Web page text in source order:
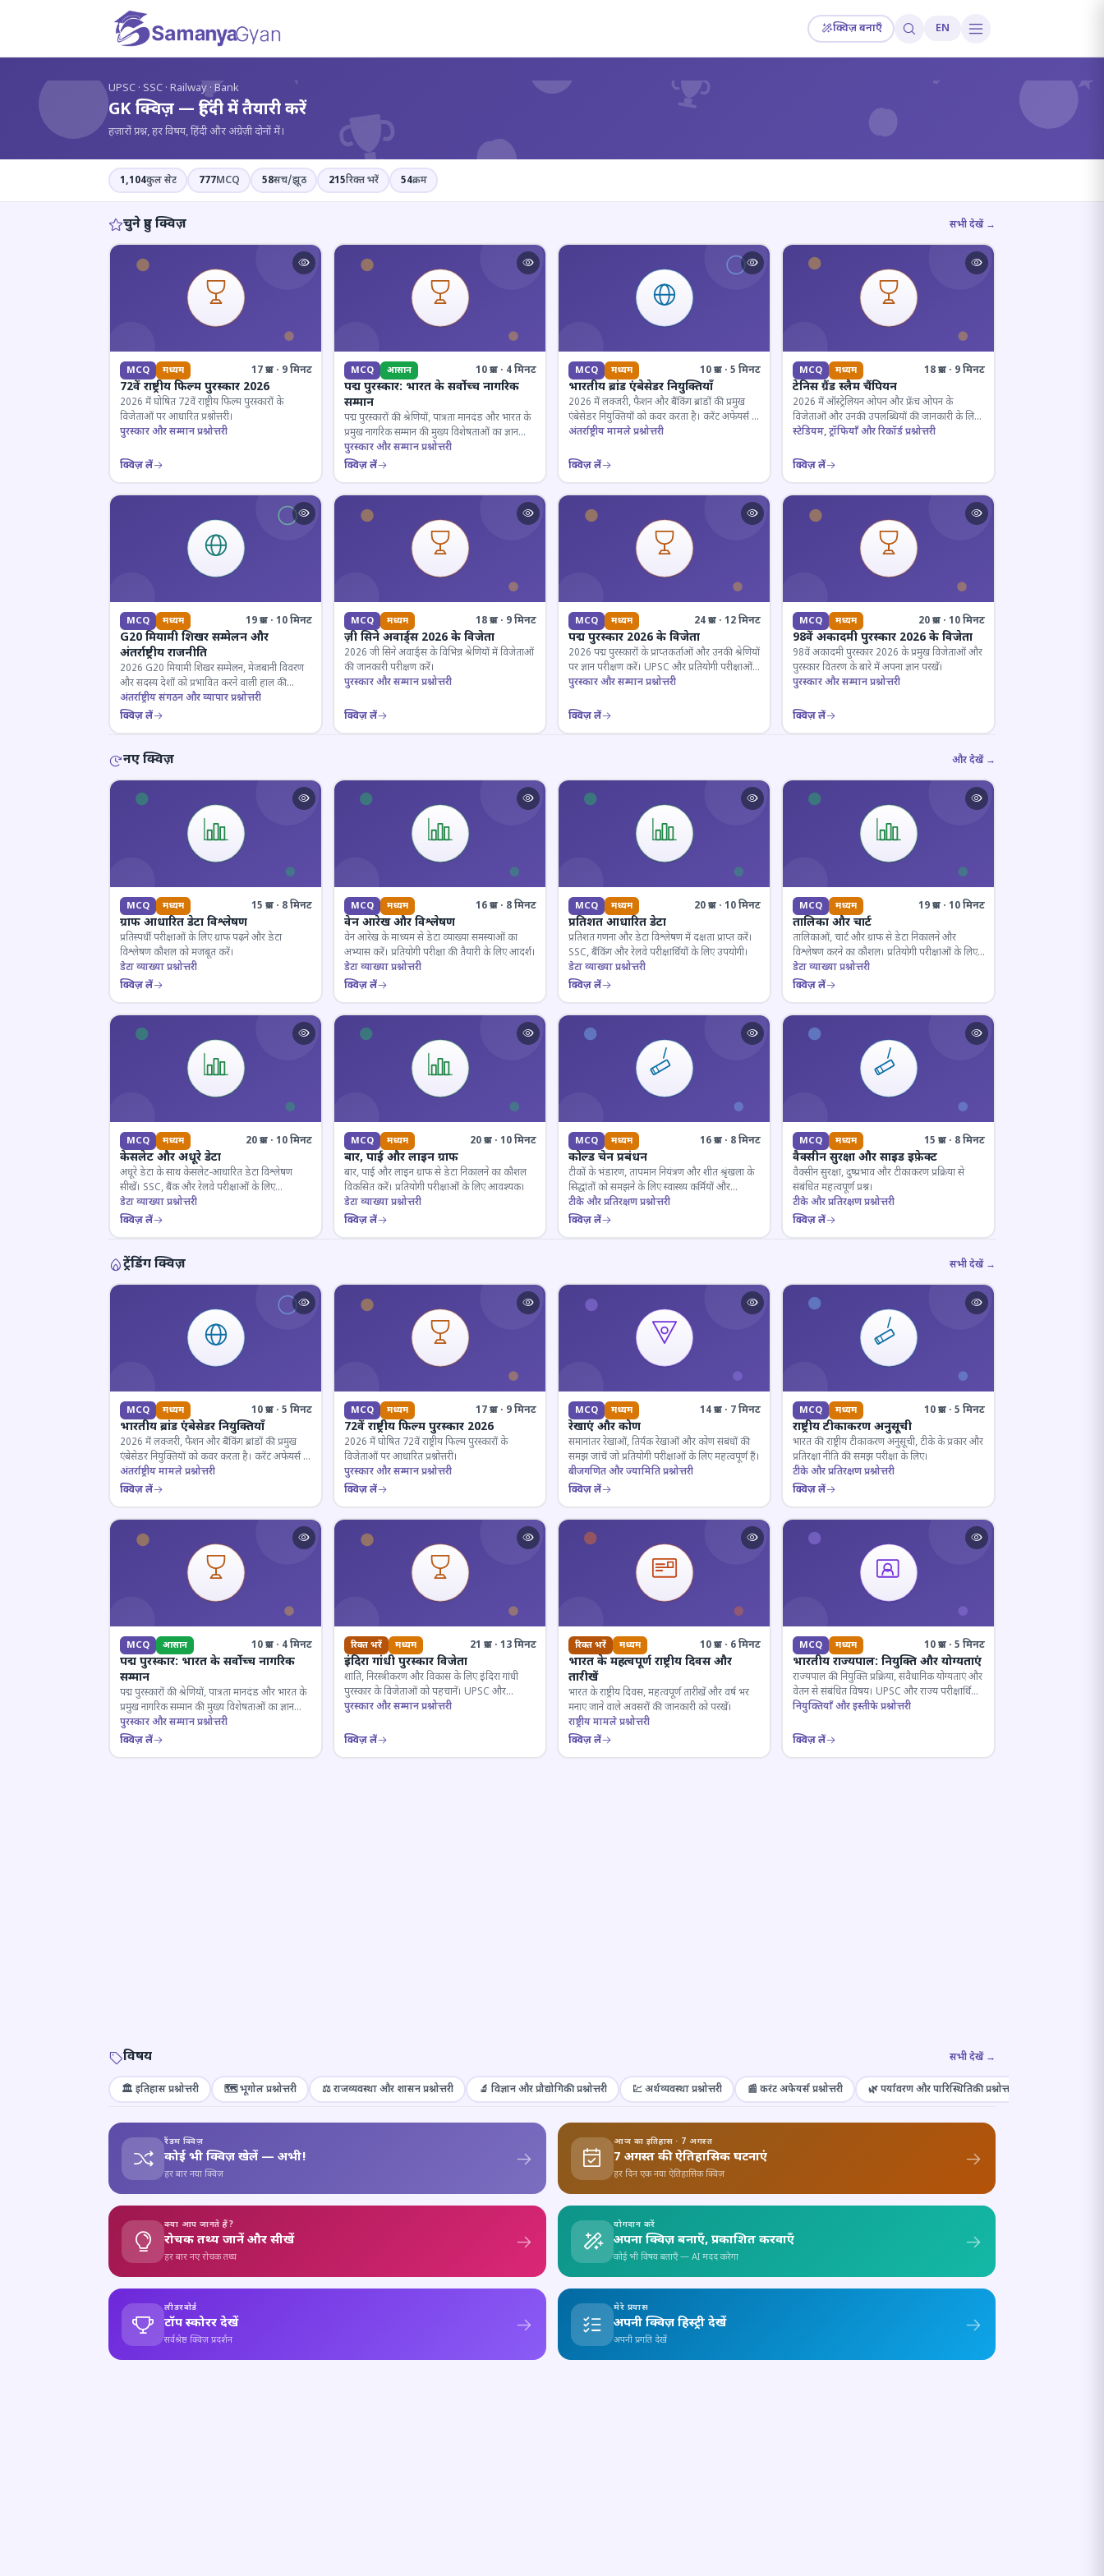
क्विज़ बनाएँ EN
? ? ?
UPSC · SSC · Railway · Bank
GK क्विज़ — हिंदी में तैयारी करें
हज़ारों प्रश्न, हर विषय, हिंदी और अंग्रेज़ी दोनों में।
1,104कुल सेट 777MCQ 58सच/झूठ 215रिक्त भरें 54क्रम
चुने हुए क्विज़ सभी देखें →
MCQ मध्यम 17 प्रश्न · 9 मिनट
72वें राष्ट्रीय फिल्म पुरस्कार 2026
2026 में घोषित 72वें राष्ट्रीय फिल्म पुरस्कारों के
विजेताओं पर आधारित प्रश्नोत्तरी।
पुरस्कार और सम्मान प्रश्नोत्तरी
क्विज़ लें
MCQ आसान 10 प्रश्न · 4 मिनट
पद्म पुरस्कार: भारत के सर्वोच्च नागरिक
सम्मान
पद्म पुरस्कारों की श्रेणियों, पात्रता मानदंड और भारत के
प्रमुख नागरिक सम्मान की मुख्य विशेषताओं का ज्ञान
परखें।
पुरस्कार और सम्मान प्रश्नोत्तरी
क्विज़ लें
MCQ मध्यम 10 प्रश्न · 5 मिनट
भारतीय ब्रांड एंबेसेडर नियुक्तियाँ
2026 में लक्जरी, फैशन और बैंकिंग ब्रांडों की प्रमुख
एंबेसेडर नियुक्तियों को कवर करता है। करेंट अफेयर्स के
लिए जरूरी।
अंतर्राष्ट्रीय मामले प्रश्नोत्तरी
क्विज़ लें
MCQ मध्यम 18 प्रश्न · 9 मिनट
टेनिस ग्रैंड स्लैम चैंपियन
2026 में ऑस्ट्रेलियन ओपन और फ्रेंच ओपन के
विजेताओं और उनकी उपलब्धियों की जानकारी के लिए
क्विज़।
स्टेडियम, ट्रॉफियाँ और रिकॉर्ड प्रश्नोत्तरी
क्विज़ लें
MCQ मध्यम 19 प्रश्न · 10 मिनट
G20 मियामी शिखर सम्मेलन और
अंतर्राष्ट्रीय राजनीति
2026 G20 मियामी शिखर सम्मेलन, मेजबानी विवरण
और सदस्य देशों को प्रभावित करने वाली हाल की
राजनयिक घटनाओं पर ज्ञान परीक्षण करें।
अंतर्राष्ट्रीय संगठन और व्यापार प्रश्नोत्तरी
क्विज़ लें
MCQ मध्यम 18 प्रश्न · 9 मिनट
ज़ी सिने अवार्ड्स 2026 के विजेता
2026 जी सिने अवार्ड्स के विभिन्न श्रेणियों में विजेताओं
की जानकारी परीक्षण करें।
पुरस्कार और सम्मान प्रश्नोत्तरी
क्विज़ लें
MCQ मध्यम 24 प्रश्न · 12 मिनट
पद्म पुरस्कार 2026 के विजेता
2026 पद्म पुरस्कारों के प्राप्तकर्ताओं और उनकी श्रेणियों
पर ज्ञान परीक्षण करें। UPSC और प्रतियोगी परीक्षाओं
के लिए महत्वपूर्ण।
पुरस्कार और सम्मान प्रश्नोत्तरी
क्विज़ लें
MCQ मध्यम 20 प्रश्न · 10 मिनट
98वें अकादमी पुरस्कार 2026 के विजेता
98वें अकादमी पुरस्कार 2026 के प्रमुख विजेताओं और
पुरस्कार वितरण के बारे में अपना ज्ञान परखें।
पुरस्कार और सम्मान प्रश्नोत्तरी
क्विज़ लें
नए क्विज़ और देखें →
MCQ मध्यम 15 प्रश्न · 8 मिनट
ग्राफ आधारित डेटा विश्लेषण
प्रतिस्पर्धी परीक्षाओं के लिए ग्राफ पढ़ने और डेटा
विश्लेषण कौशल को मजबूत करें।
डेटा व्याख्या प्रश्नोत्तरी
क्विज़ लें
MCQ मध्यम 16 प्रश्न · 8 मिनट
वेन आरेख और विश्लेषण
वेन आरेख के माध्यम से डेटा व्याख्या समस्याओं का
अभ्यास करें। प्रतियोगी परीक्षा की तैयारी के लिए आदर्श।
डेटा व्याख्या प्रश्नोत्तरी
क्विज़ लें
MCQ मध्यम 20 प्रश्न · 10 मिनट
प्रतिशत आधारित डेटा
प्रतिशत गणना और डेटा विश्लेषण में दक्षता प्राप्त करें।
SSC, बैंकिंग और रेलवे परीक्षार्थियों के लिए उपयोगी।
डेटा व्याख्या प्रश्नोत्तरी
क्विज़ लें
MCQ मध्यम 19 प्रश्न · 10 मिनट
तालिका और चार्ट
तालिकाओं, चार्ट और ग्राफ से डेटा निकालने और
विश्लेषण करने का कौशल। प्रतियोगी परीक्षाओं के लिए
अनिवार्य।
डेटा व्याख्या प्रश्नोत्तरी
क्विज़ लें
MCQ मध्यम 20 प्रश्न · 10 मिनट
केसलेट और अधूरे डेटा
अधूरे डेटा के साथ केसलेट-आधारित डेटा विश्लेषण
सीखें। SSC, बैंक और रेलवे परीक्षाओं के लिए
महत्वपूर्ण।
डेटा व्याख्या प्रश्नोत्तरी
क्विज़ लें
MCQ मध्यम 20 प्रश्न · 10 मिनट
बार, पाई और लाइन ग्राफ
बार, पाई और लाइन ग्राफ से डेटा निकालने का कौशल
विकसित करें। प्रतियोगी परीक्षाओं के लिए आवश्यक।
डेटा व्याख्या प्रश्नोत्तरी
क्विज़ लें
MCQ मध्यम 16 प्रश्न · 8 मिनट
कोल्ड चेन प्रबंधन
टीकों के भंडारण, तापमान नियंत्रण और शीत श्रृंखला के
सिद्धांतों को समझने के लिए स्वास्थ्य कर्मियों और
परीक्षार्थियों के लिए महत्वपूर्ण।
टीके और प्रतिरक्षण प्रश्नोत्तरी
क्विज़ लें
MCQ मध्यम 15 प्रश्न · 8 मिनट
वैक्सीन सुरक्षा और साइड इफ़ेक्ट
वैक्सीन सुरक्षा, दुष्प्रभाव और टीकाकरण प्रक्रिया से
संबंधित महत्वपूर्ण प्रश्न।
टीके और प्रतिरक्षण प्रश्नोत्तरी
क्विज़ लें
ट्रेंडिंग क्विज़ सभी देखें →
MCQ मध्यम 10 प्रश्न · 5 मिनट
भारतीय ब्रांड एंबेसेडर नियुक्तियाँ
2026 में लक्जरी, फैशन और बैंकिंग ब्रांडों की प्रमुख
एंबेसेडर नियुक्तियों को कवर करता है। करेंट अफेयर्स के
लिए जरूरी।
अंतर्राष्ट्रीय मामले प्रश्नोत्तरी
क्विज़ लें
MCQ मध्यम 17 प्रश्न · 9 मिनट
72वें राष्ट्रीय फिल्म पुरस्कार 2026
2026 में घोषित 72वें राष्ट्रीय फिल्म पुरस्कारों के
विजेताओं पर आधारित प्रश्नोत्तरी।
पुरस्कार और सम्मान प्रश्नोत्तरी
क्विज़ लें
MCQ मध्यम 14 प्रश्न · 7 मिनट
रेखाएं और कोण
समानांतर रेखाओं, तिर्यक रेखाओं और कोण संबंधों की
समझ जांचें जो प्रतियोगी परीक्षाओं के लिए महत्वपूर्ण हैं।
बीजगणित और ज्यामिति प्रश्नोत्तरी
क्विज़ लें
MCQ मध्यम 10 प्रश्न · 5 मिनट
राष्ट्रीय टीकाकरण अनुसूची
भारत की राष्ट्रीय टीकाकरण अनुसूची, टीके के प्रकार और
प्रतिरक्षा नीति की समझ परीक्षा के लिए।
टीके और प्रतिरक्षण प्रश्नोत्तरी
क्विज़ लें
MCQ आसान 10 प्रश्न · 4 मिनट
पद्म पुरस्कार: भारत के सर्वोच्च नागरिक
सम्मान
पद्म पुरस्कारों की श्रेणियों, पात्रता मानदंड और भारत के
प्रमुख नागरिक सम्मान की मुख्य विशेषताओं का ज्ञान
परखें।
पुरस्कार और सम्मान प्रश्नोत्तरी
क्विज़ लें
रिक्त भरें मध्यम 21 प्रश्न · 13 मिनट
इंदिरा गांधी पुरस्कार विजेता
शांति, निरस्त्रीकरण और विकास के लिए इंदिरा गांधी
पुरस्कार के विजेताओं को पहचानें। UPSC और
प्रतियोगी परीक्षाओं के लिए महत्वपूर्ण।
पुरस्कार और सम्मान प्रश्नोत्तरी
क्विज़ लें
रिक्त भरें मध्यम 10 प्रश्न · 6 मिनट
भारत के महत्वपूर्ण राष्ट्रीय दिवस और
तारीखें
भारत के राष्ट्रीय दिवस, महत्वपूर्ण तारीखें और वर्ष भर
मनाए जाने वाले अवसरों की जानकारी को परखें।
राष्ट्रीय मामले प्रश्नोत्तरी
क्विज़ लें
MCQ मध्यम 10 प्रश्न · 5 मिनट
भारतीय राज्यपाल: नियुक्ति और योग्यताएं
राज्यपाल की नियुक्ति प्रक्रिया, संवैधानिक योग्यताएं और
वेतन से संबंधित विषय। UPSC और राज्य परीक्षार्थियों
के लिए महत्वपूर्ण।
नियुक्तियाँ और इस्तीफे प्रश्नोत्तरी
क्विज़ लें
विषय सभी देखें →
🏛️ इतिहास प्रश्नोत्तरी 🗺️ भूगोल प्रश्नोत्तरी ⚖️ राजव्यवस्था और शासन प्रश्नोत्तरी 🔬 विज्ञान और प्रौद्योगिकी प्रश्नोत्तरी 💹 अर्थव्यवस्था प्रश्नोत्तरी 📰 करंट अफेयर्स प्रश्नोत्तरी 🌿 पर्यावरण और पारिस्थितिकी प्रश्नोत्तरी
रैंडम क्विज़
कोई भी क्विज़ खेलें — अभी!
हर बार नया क्विज़
आज का इतिहास · 7 अगस्त
7 अगस्त की ऐतिहासिक घटनाएं
हर दिन एक नया ऐतिहासिक क्विज़
क्या आप जानते हैं?
रोचक तथ्य जानें और सीखें
हर बार नए रोचक तथ्य
योगदान करें
अपना क्विज़ बनाएँ, प्रकाशित करवाएँ
कोई भी विषय बताएँ — AI मदद करेगा
लीडरबोर्ड
टॉप स्कोरर देखें
सर्वश्रेष्ठ क्विज़ प्रदर्शन
मेरे प्रयास
अपनी क्विज़ हिस्ट्री देखें
अपनी प्रगति देखें